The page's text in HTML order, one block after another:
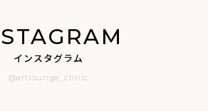
インスタグラム
@artlounge_clinic